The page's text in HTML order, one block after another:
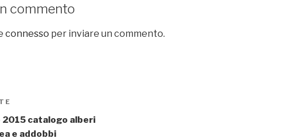
commento
connesso per inviare un commento.
2015 catalogo alberi
e addobbi